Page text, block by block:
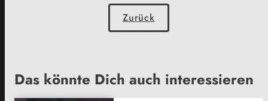
Zurück
Das könnte Dich auch interessieren